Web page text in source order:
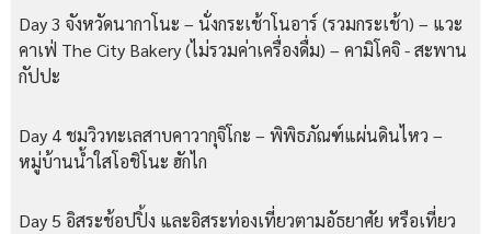
Day 3 จังหวัดนากาโนะ – นั่งกระเช้าโนอาร์ (รวมกระเช้า) – แวะ
คาเฟ่ The City Bakery (ไม่รวมค่าเครื่องดื่ม) – คามิโคจิ - สะพาน
กัปปะ
Day 4 ชมวิวทะเลสาบคาวากุจิโกะ – พิพิธภัณฑ์แผ่นดินไหว –
หมู่บ้านน้ำใสโอชิโนะ ฮักไก
Day 5 อิสระช้อปปิ้ง และอิสระท่องเที่ยวตามอัธยาศัย หรือเที่ยว